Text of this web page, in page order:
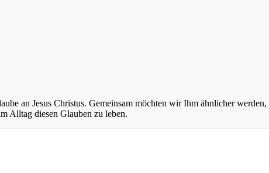
an Jesus Christus. Gemeinsam möchten wir Ihm ähnlicher
Alltag diesen Glauben zu leben.